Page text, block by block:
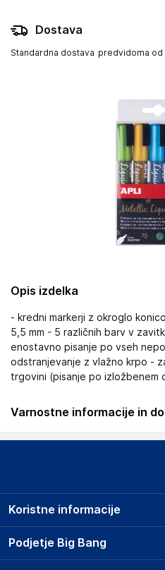
Opis izdelka
- kredni markerji z okroglo
5,5 mm - 5 različnih barv v
enostavno pisanje po vseh
odstranjevanje z vlažno krpo -
trgovini (pisanje po izložbenem
Varnostne informacije in
Podatki o proizvajalcu
APLI PAPER S.A.U.
ES
Dostava
Standardna dostava predvidoma od
Podjetje Big Bang
Koristne informacije
Prodajna mesta